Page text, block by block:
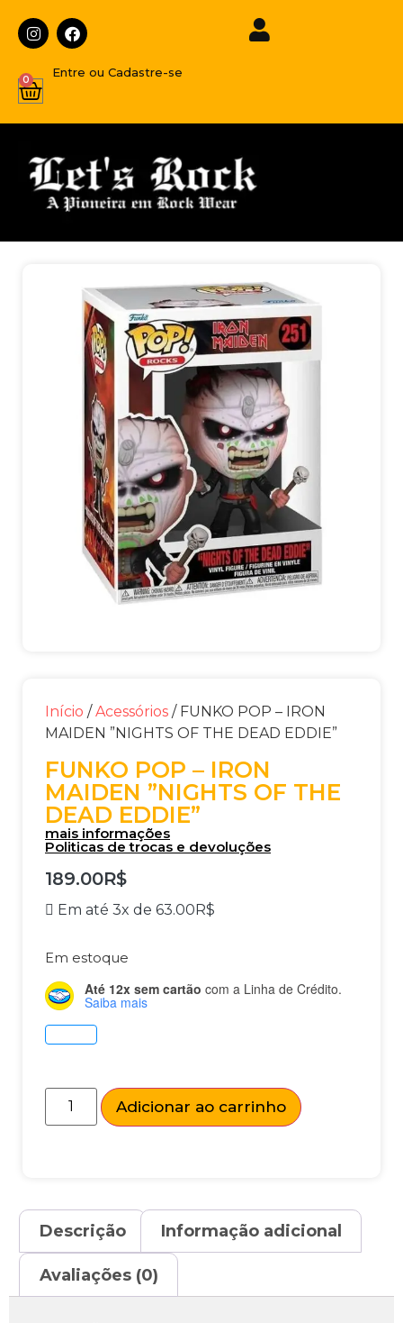
Entre ou Cadastre-se
0
Início /Acessórios / FUNKO POP – IRON
MAIDEN ”NIGHTS OF THE DEAD EDDIE”
FUNKO POP – IRON
MAIDEN ”NIGHTS OF THE
DEAD EDDIE”
mais informações
Politicas de trocas e devoluções
189.00R$
Em até 3x de 63.00R$
Em estoque
Até 12x sem cartão com a Linha de Crédito.
Saiba mais
Adicionar ao carrinho
Descrição Informação adicional
Avaliações (0)